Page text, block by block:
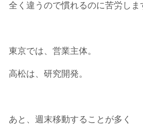
全く違うので慣れるのに苦労しま
東京では、営業主体。
高松は、研究開発。
あと、週末移動することが多く